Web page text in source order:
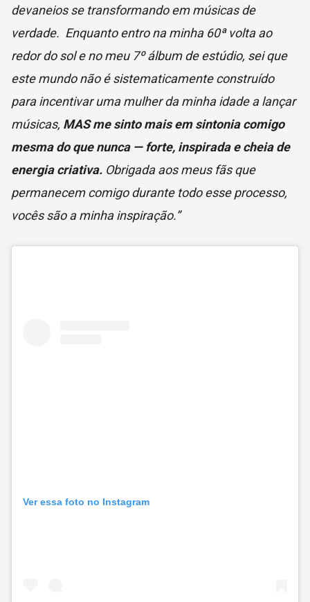
devaneios se transformando em músicas de
verdade. Enquanto entro na minha 60ª volta ao
redor do sol e no meu 7º álbum de estúdio, sei que
este mundo não é sistematicamente construído
para incentivar uma mulher da minha idade a lançar
músicas, MAS me sinto mais em sintonia comigo
mesma do que nunca — forte, inspirada e cheia de
energia criativa. Obrigada aos meus fãs que
permanecem comigo durante todo esse processo,
vocês são a minha inspiração.”
Ver essa foto no Instagram